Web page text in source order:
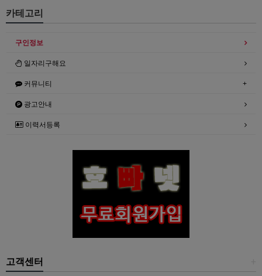
카테고리
구인정보
일자리구해요
커뮤니티
광고안내
이력서등록
고객센터